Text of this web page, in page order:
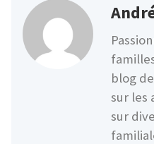
blog
sur les
sur